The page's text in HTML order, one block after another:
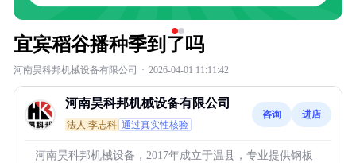
宜宾稻谷播种季到了吗
河南昊科邦机械设备有限公司 · 2026-04-01 11:11:42
河南昊科邦机械设备有限公司
法人:李志科 通过真实性核验
咨询 进店
河南昊科邦机械设备，2017年成立于温县，专业提供钢板